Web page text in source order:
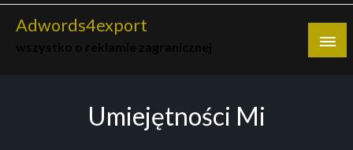
Skip
Adwords4export
Umiejętności Mi